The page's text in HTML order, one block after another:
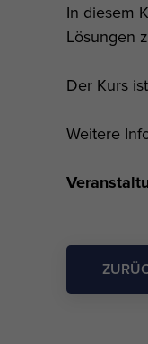
In diesem
Lösungen
Der Kurs
Weitere